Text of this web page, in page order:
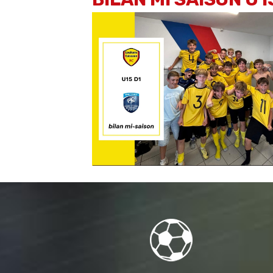
19H30
STADE
VS
CHEMINOTS
DIJON US
/
Louhans-
Cuiseaux
VOIR TOUS LES MATCHS